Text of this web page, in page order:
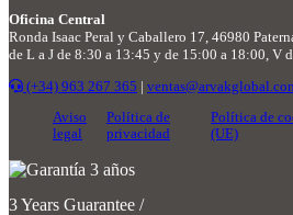
Oficina Central
Ronda Isaac Peral y Caballero 17, 46980
de L a J de 8:30 a 13:45 y de 15:00 a 18:00, V
(+34) 963 267 365 |
Aviso
legal
Política de
privacidad
Política de
(UE)
3 Years Guarantee /